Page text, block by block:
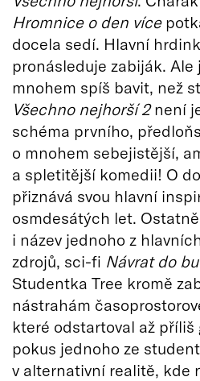
Hromnice o den více
docela sedí. Hlavní
pronásleduje zabiják.
mnohem spíš bavit, než
Všechno nejhorší 2není
schéma prvního,
o mnohem sebejistější,
a spletitější komedii! O
přiznává svou hlavní
osmdesátých let.
i název jednoho z
zdrojů, sci-fi Návrat do
Studentka Tree kromě
nástrahám
které odstartoval až
pokus jednoho ze
v alternativní realitě, kde